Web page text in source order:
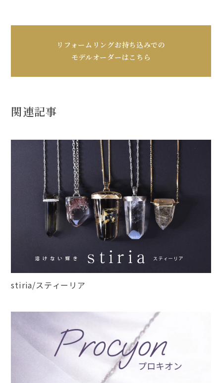
リフォームリングお持ち込みでの
モデルオーダーはこちら
関連記事
stiria/スティーリア